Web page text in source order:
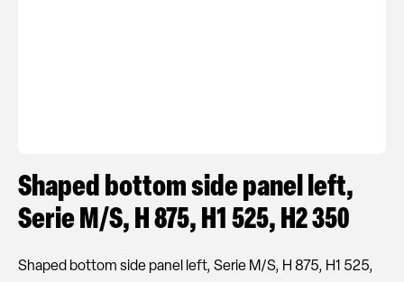
Shaped bottom side panel left,
Serie M/S, H 875, H1 525, H2 350
Shaped bottom side panel left, Serie M/S, H 875, H1 525,